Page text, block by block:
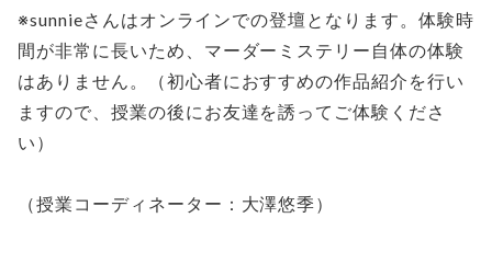
※sunnieさんはオンラインでの登壇となります。体験時
間が非常に長いため、マーダーミステリー自体の体験
はありません。（初心者におすすめの作品紹介を行い
ますので、授業の後にお友達を誘ってご体験くださ
い）
（授業コーディネーター：大澤悠季）